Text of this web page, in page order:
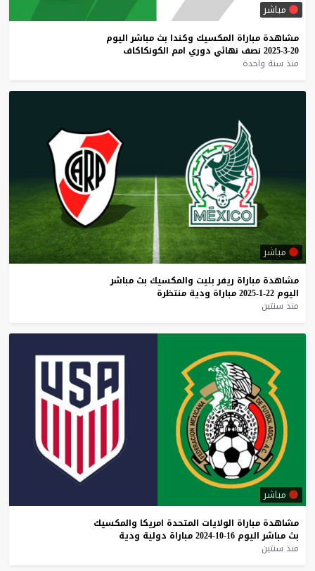
مباشر
مشاهدة مباراة المكسيك وكندا بث مباشر اليوم
20-3-2025
نصف نهائي دوري امم الكونكاكاف
منذ سنة واحدة
مباشر
مشاهدة مباراة ريفر بليت والمكسيك بث مباشر
اليوم 22-1-2025 مباراة ودية منتظرة
منذ سنتين
مباشر
مشاهدة مباراة الولايات المتحدة امريكا والمكسيك
بث مباشر اليوم 16-10-2024 مباراة دولية ودية
منذ سنتين